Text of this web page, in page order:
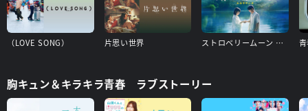
（LOVE SONG） 片思い世界 ストロベリームーン 余命半年の恋
胸キュン＆キラキラ青春 ラブストーリー